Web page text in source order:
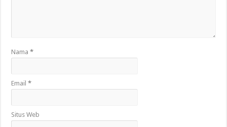
Nama*
Email*
Situs Web